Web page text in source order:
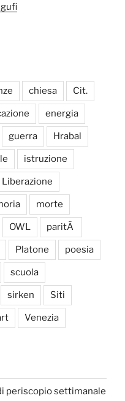
chiesa Cit.
energia
guerra Hrabal
istruzione
Liberazione
morte
OWL paritÃ
Platone poesia
scuola
sirken Siti
Venezia
periscopio settimanale